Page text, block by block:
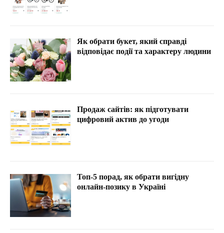
Як обрати букет, який справді
відповідає події та характеру людини
Продаж сайтів: як підготувати
цифровий актив до угоди
Топ-5 порад, як обрати вигідну
онлайн-позику в Україні